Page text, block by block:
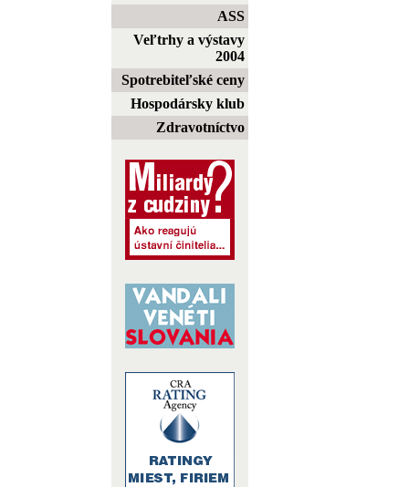
ASS
Veľtrhy a výstavy
2004
Spotrebiteľské ceny
Hospodársky klub
Zdravotníctvo